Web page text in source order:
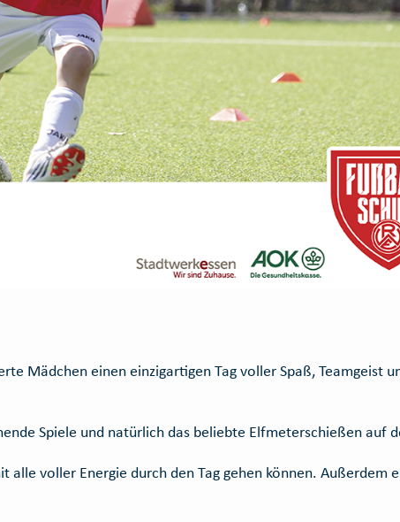
Mädchen einen einzigartigen Tag voller Spaß, Teamgeist
Spiele und natürlich das beliebte Elfmeterschießen auf
alle voller Energie durch den Tag gehen können. Außerdem